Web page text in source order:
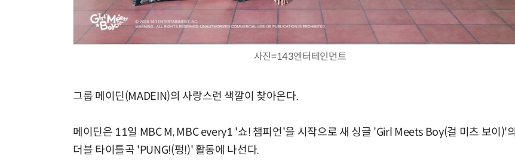
사진=143엔터테인먼트
그룹 메이딘(MADEIN)의 사랑스런 색깔이 찾아온다.
메이딘은 11일 MBC M, MBC every1 '쇼! 챔피언'을 시작으로 새 싱글 'Girl Meets Boy(걸 미츠 보이)'의
더블 타이틀곡 'PUNG!(펑!)' 활동에 나선다.